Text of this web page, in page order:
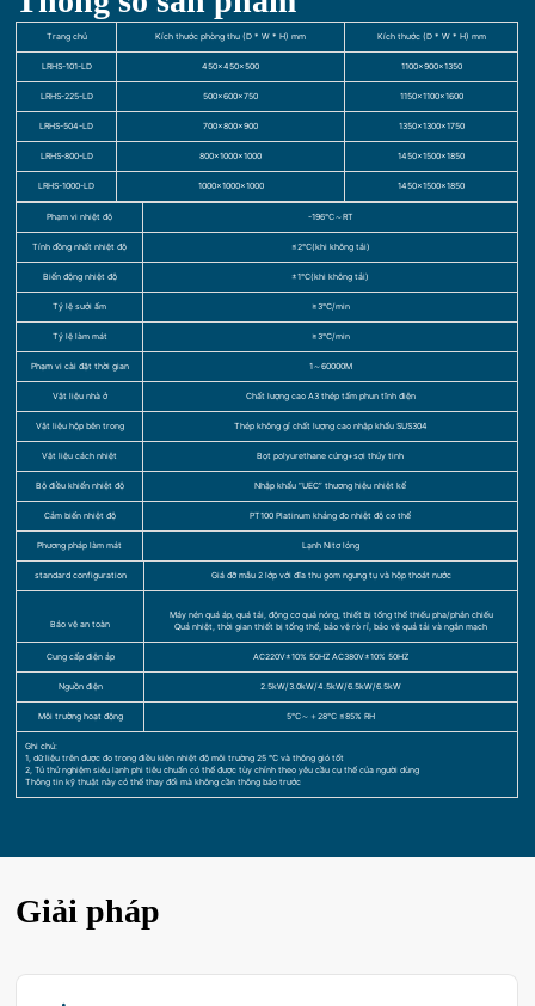
Trang chủ Kích thước phòng thu (D * W * H) mm Kích thước (D * W * H) mm
LRHS-101-LD 450×450×500 1100×900×1350
LRHS-225-LD 500×600×750 1150×1100×1600
LRHS-504-LD 700×800×900 1350×1300×1750
LRHS-800-LD 800×1000×1000 1450×1500×1850
LRHS-1000-LD 1000×1000×1000 1450×1500×1850
Phạm vi nhiệt độ -196℃～RT
Tính đồng nhất nhiệt độ ≤2℃(khi không tải)
Biến động nhiệt độ ±1℃(khi không tải)
Tỷ lệ sưởi ấm ≥3℃/min
Tỷ lệ làm mát ≥3℃/min
Phạm vi cài đặt thời gian 1～60000M
Vật liệu nhà ở Chất lượng cao A3 thép tấm phun tĩnh điện
Vật liệu hộp bên trong Thép không gỉ chất lượng cao nhập khẩu SUS304
Vật liệu cách nhiệt Bọt polyurethane cứng+sợi thủy tinh
Bộ điều khiển nhiệt độ Nhập khẩu “UEC” thương hiệu nhiệt kế
Cảm biến nhiệt độ PT100 Platinum kháng đo nhiệt độ cơ thể
Phương pháp làm mát Lạnh Nitơ lỏng
standard configuration Giá đỡ mẫu 2 lớp với đĩa thu gom ngưng tụ và hộp thoát nước
Bảo vệ an toàn
Máy nén quá áp, quá tải, động cơ quá nóng, thiết bị tổng thể thiếu pha/phản chiếu
Quá nhiệt, thời gian thiết bị tổng thể, bảo vệ rò rỉ, bảo vệ quá tải và ngắn mạch
Cung cấp điện áp AC220V±10% 50HZ AC380V±10% 50HZ
Nguồn điện 2.5kW/3.0kW/4.5kW/6.5kW/6.5kW
Môi trường hoạt động 5℃～＋28℃ ≤85% RH
Ghi chú:
1, dữ liệu trên được đo trong điều kiện nhiệt độ môi trường 25 ℃ và thông gió tốt
2, Tủ thử nghiệm siêu lạnh phi tiêu chuẩn có thể được tùy chỉnh theo yêu cầu cụ thể của người dùng
Thông tin kỹ thuật này có thể thay đổi mà không cần thông báo trước
Giải pháp